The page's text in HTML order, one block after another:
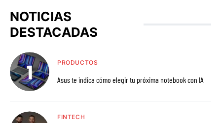
NOTICIAS
DESTACADAS
PRODUCTOS
Asus te indica cómo elegir tu próxima notebook con IA
FINTECH